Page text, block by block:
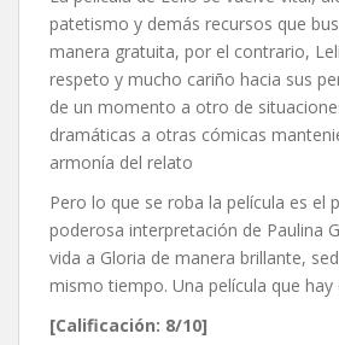
patetismo y demás recursos que
manera gratuita, por el contrario,
respeto y mucho cariño hacia sus
de un momento a otro de
dramáticas a otras cómicas
armonía del relato
Pero lo que se roba la película es el
poderosa interpretación de Paulina
vida a Gloria de manera brillante,
mismo tiempo. Una película que hay
[Calificación: 8/10]